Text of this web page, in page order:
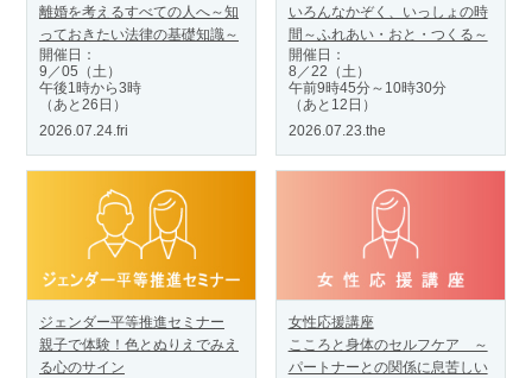
離婚を考えるすべての人へ～知
っておきたい法律の基礎知識～
開催日：
9／05（土）
午後1時から3時
（あと26日）
2026.07.24.fri
いろんなかぞく、いっしょの時
間～ふれあい・おと・つくる～
開催日：
8／22（土）
午前9時45分～10時30分
（あと12日）
2026.07.23.the
ジェンダー平等推進セミナー
親子で体験！色とぬりえでみえ
る心のサイン
女性応援講座
こころと身体のセルフケア ～
パートナーとの関係に息苦しい